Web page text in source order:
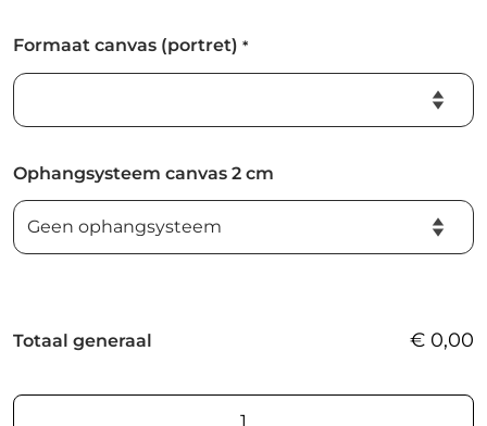
Formaat canvas (portret) *
Ophangsysteem canvas 2 cm
Totaal generaal € 0,00
Schilderij